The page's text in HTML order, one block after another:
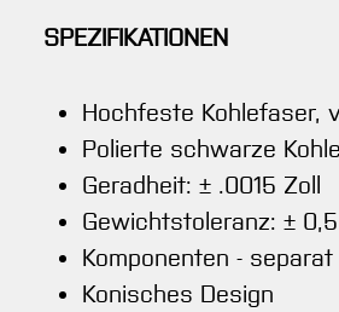
SPEZIFIKATIONEN
Hochfeste Kohlefaser,
Polierte schwarze
Geradheit: ± .0015 Zoll
Gewichtstoleranz: ±
Komponenten -
Konisches Design